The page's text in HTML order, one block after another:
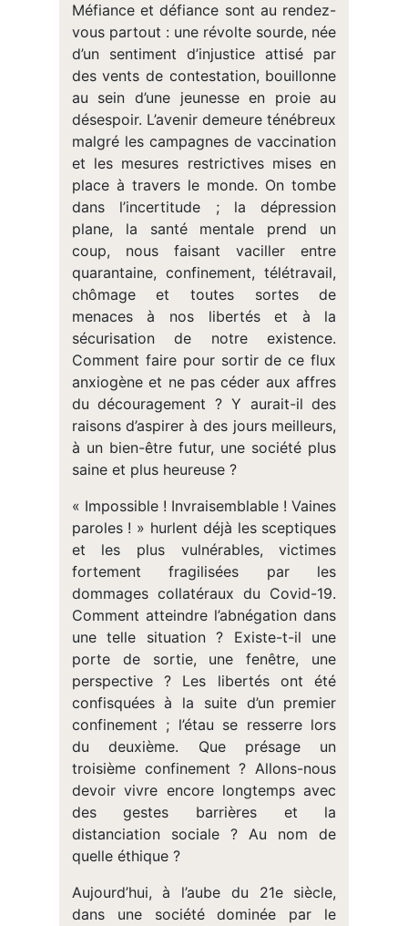
Méfiance et défiance sont au rendez-
vous partout : une révolte sourde, née
d’un sentiment d’injustice attisé par
des vents de contestation, bouillonne
au sein d’une jeunesse en proie au
désespoir. L’avenir demeure ténébreux
malgré les campagnes de vaccination
et les mesures restrictives mises en
place à travers le monde. On tombe
dans l’incertitude ; la dépression
plane, la santé mentale prend un
coup, nous faisant vaciller entre
quarantaine, confinement, télétravail,
chômage et toutes sortes de
menaces à nos libertés et à la
sécurisation de notre existence.
Comment faire pour sortir de ce flux
anxiogène et ne pas céder aux affres
du découragement ? Y aurait-il des
raisons d’aspirer à des jours meilleurs,
à un bien-être futur, une société plus
saine et plus heureuse ?
« Impossible ! Invraisemblable ! Vaines
paroles ! » hurlent déjà les sceptiques
et les plus vulnérables, victimes
fortement fragilisées par les
dommages collatéraux du Covid-19.
Comment atteindre l’abnégation dans
une telle situation ? Existe-t-il une
porte de sortie, une fenêtre, une
perspective ? Les libertés ont été
confisquées à la suite d’un premier
confinement ; l’étau se resserre lors
du deuxième. Que présage un
troisième confinement ? Allons-nous
devoir vivre encore longtemps avec
des gestes barrières et la
distanciation sociale ? Au nom de
quelle éthique ?
Aujourd’hui, à l’aube du 21e siècle,
dans une société dominée par le